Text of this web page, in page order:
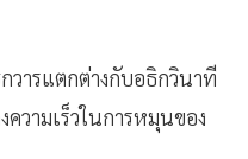
ารแตกต่างกับอธิกวินาที
วามเร็วในการหมุนของ